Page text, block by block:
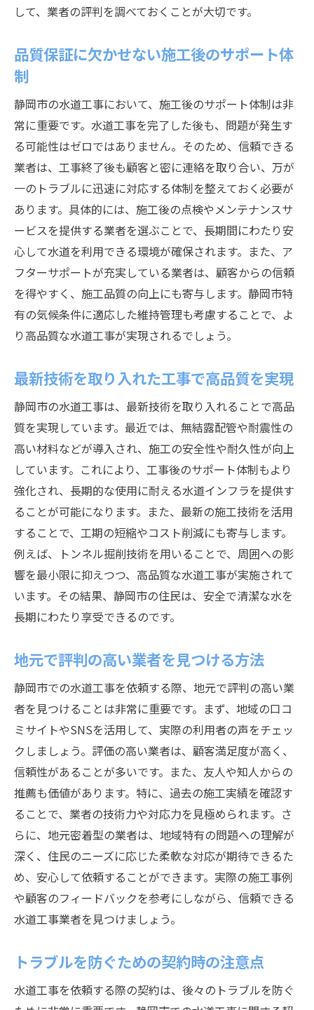
して、業者の評判を調べておくことが大切です。
品質保証に欠かせない施工後のサポート体
制
静岡市の水道工事において、施工後のサポート体制は非
常に重要です。水道工事を完了した後も、問題が発生す
る可能性はゼロではありません。そのため、信頼できる
業者は、工事終了後も顧客と密に連絡を取り合い、万が
一のトラブルに迅速に対応する体制を整えておく必要が
あります。具体的には、施工後の点検やメンテナンスサ
ービスを提供する業者を選ぶことで、長期間にわたり安
心して水道を利用できる環境が確保されます。また、ア
フターサポートが充実している業者は、顧客からの信頼
を得やすく、施工品質の向上にも寄与します。静岡市特
有の気候条件に適応した維持管理も考慮することで、よ
り高品質な水道工事が実現されるでしょう。
最新技術を取り入れた工事で高品質を実現
静岡市の水道工事は、最新技術を取り入れることで高品
質を実現しています。最近では、無結露配管や耐震性の
高い材料などが導入され、施工の安全性や耐久性が向上
しています。これにより、工事後のサポート体制もより
強化され、長期的な使用に耐える水道インフラを提供す
ることが可能になります。また、最新の施工技術を活用
することで、工期の短縮やコスト削減にも寄与します。
例えば、トンネル掘削技術を用いることで、周囲への影
響を最小限に抑えつつ、高品質な水道工事が実施されて
います。その結果、静岡市の住民は、安全で清潔な水を
長期にわたり享受できるのです。
地元で評判の高い業者を見つける方法
静岡市での水道工事を依頼する際、地元で評判の高い業
者を見つけることは非常に重要です。まず、地域の口コ
ミサイトやSNSを活用して、実際の利用者の声をチェッ
クしましょう。評価の高い業者は、顧客満足度が高く、
信頼性があることが多いです。また、友人や知人からの
推薦も価値があります。特に、過去の施工実績を確認す
ることで、業者の技術力や対応力を見極められます。さ
らに、地元密着型の業者は、地域特有の問題への理解が
深く、住民のニーズに応じた柔軟な対応が期待できるた
め、安心して依頼することができます。実際の施工事例
や顧客のフィードバックを参考にしながら、信頼できる
水道工事業者を見つけましょう。
トラブルを防ぐための契約時の注意点
水道工事を依頼する際の契約は、後々のトラブルを防ぐ